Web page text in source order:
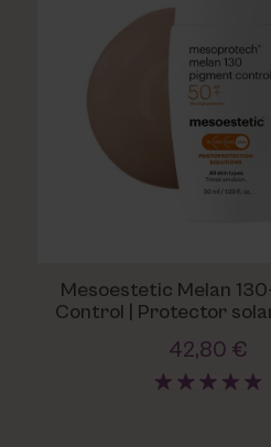
Mesoestetic Melan
Control | Protector
42,80 €